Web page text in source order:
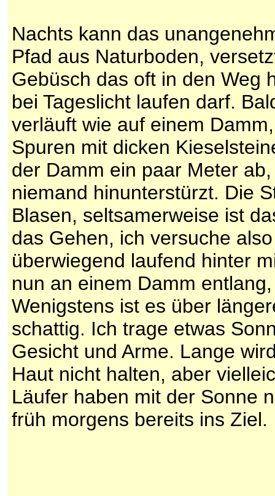
Nachts kann das
Pfad aus Naturboden,
Gebüsch das oft in den Weg
bei Tageslicht laufen darf.
verläuft wie auf einem
Spuren mit dicken
der Damm ein paar Meter
niemand hinunterstürzt. Die
Blasen, seltsamerweise ist
das Gehen, ich versuche
überwiegend laufend hinter
nun an einem Damm
Wenigstens ist es über
schattig. Ich trage etwas
Gesicht und Arme. Lange
Haut nicht halten, aber
Läufer haben mit der Sonne
früh morgens bereits ins Ziel.